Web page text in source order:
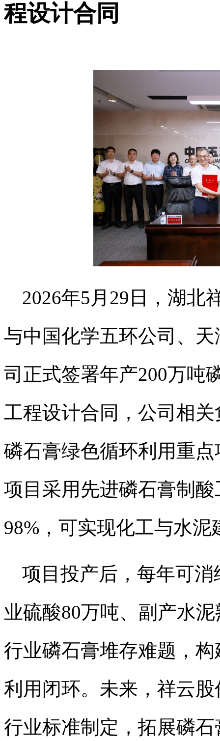
程设计合同
2026年5月29日，湖北
与中国化学五环公司、
司正式签署年产200万吨
工程设计合同，公司相
磷石膏绿色循环利用重
项目采用先进磷石膏制
98%，可实现化工与水
项目投产后，每年可
业硫酸80万吨、副产水
行业磷石膏堆存难题，
利用闭环。未来，祥云
行业标准制定，拓展磷